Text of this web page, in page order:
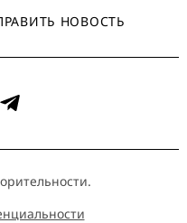
НОВОСТЬ
Telegram